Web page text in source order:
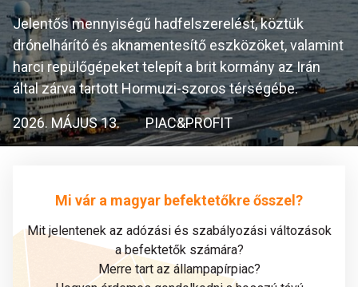
Jelentős mennyiségű hadfelszerelést, köztük
drónelhárító és aknamentesítő eszközöket, valamint
harci repülőgépeket telepít a brit kormány az Irán
által zárva tartott Hormuzi-szoros térségébe.
2026. MÁJUS 13. PIAC&PROFIT
Mi vár a magyar befektetőkre ősszel?
Mit jelentenek az adózási és szabályozási változások
a befektetők számára?
Merre tart az állampapírpiac?